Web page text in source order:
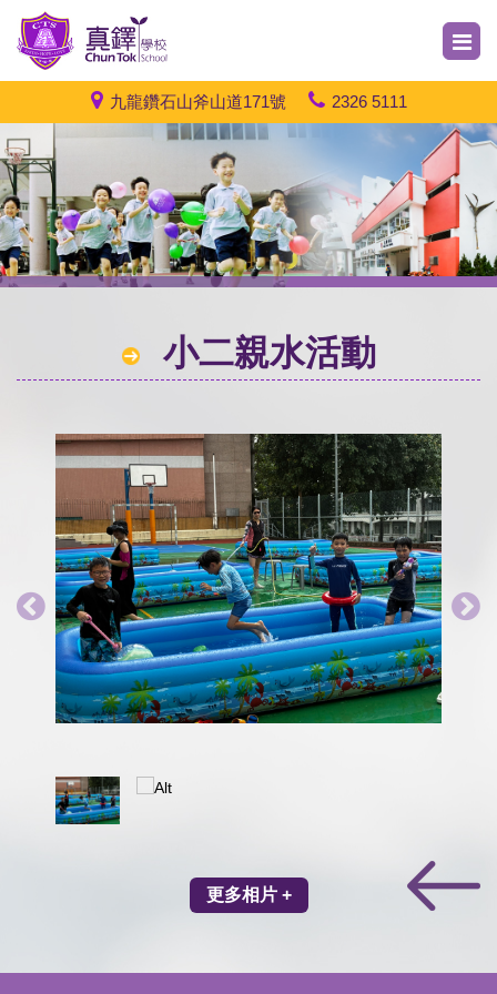
九龍鑽石山斧山道171號 2326 5111
小二親水活動
更多相片 +